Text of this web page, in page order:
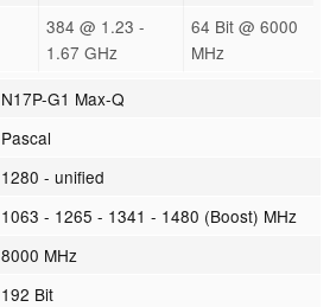
384 @ 1.23 -
1.67 GHz
64 Bit @ 6000
MHz
N17P-G1 Max-Q
Pascal
1280 - unified
1063 - 1265 - 1341 - 1480 (Boost) MHz
8000 MHz
192 Bit